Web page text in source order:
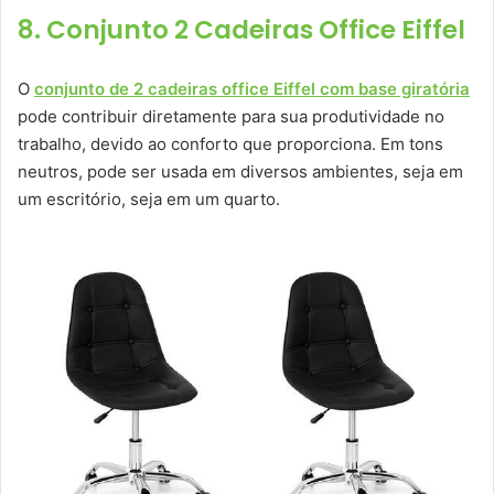
8. Conjunto 2 Cadeiras Office Eiffel
O conjunto de 2 cadeiras office Eiffel com base giratória
pode contribuir diretamente para sua produtividade no
trabalho, devido ao conforto que proporciona. Em tons
neutros, pode ser usada em diversos ambientes, seja em
um escritório, seja em um quarto.